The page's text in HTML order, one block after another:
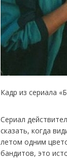
Кадр из сериала
Сериал
сказать, когда
летом одним
бандитов, это